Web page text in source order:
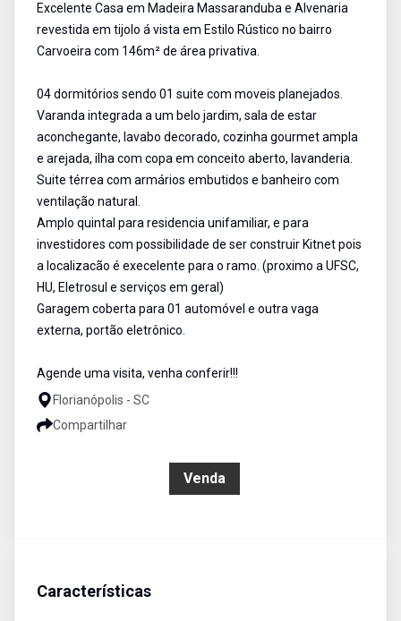
Excelente Casa em Madeira Massaranduba e Alvenaria
revestida em tijolo á vista em Estilo Rústico no bairro
Carvoeira com 146m² de área privativa.
04 dormitórios sendo 01 suite com moveis planejados.
Varanda integrada a um belo jardim, sala de estar
aconchegante, lavabo decorado, cozinha gourmet ampla
e arejada, ilha com copa em conceito aberto, lavanderia.
Suite térrea com armários embutidos e banheiro com
ventilação natural.
Amplo quintal para residencia unifamiliar, e para
investidores com possibilidade de ser construir Kitnet pois
a localizacão é execelente para o ramo. (proximo a UFSC,
HU, Eletrosul e serviços em geral)
Garagem coberta para 01 automóvel e outra vaga
externa, portão eletrônico.
Agende uma visita, venha conferir!!!
Florianópolis - SC
Compartilhar
Venda
Características